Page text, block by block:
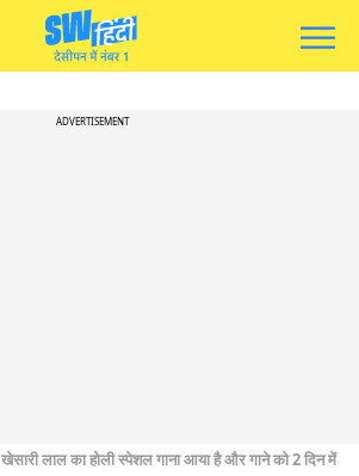
ADVERTISEMENT
खेसारी लाल का होली स्पेशल गाना आया है और गाने को 2 दिन में